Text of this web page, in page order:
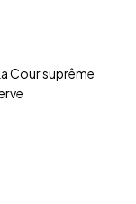
Cour suprême